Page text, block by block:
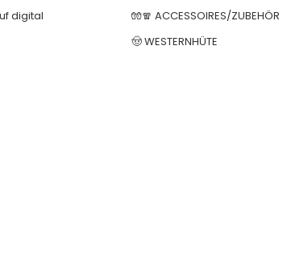
digital
🧤🧣 ACCESSOIRES/ZUBEHÖR
🤠 WESTERNHÜTE